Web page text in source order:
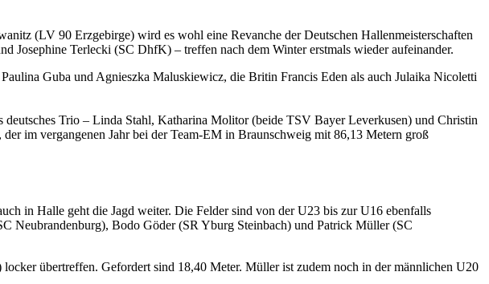
(LV 90 Erzgebirge) wird es wohl eine Revanche der Deutschen Hallenmeisterschaften
Terlecki (SC DhfK) – treffen nach dem Winter erstmals wieder aufeinander.
Guba und Agnieszka Maluskiewicz, die Britin Francis Eden als auch Julaika Nicoletti
Trio – Linda Stahl, Katharina Molitor (beide TSV Bayer Leverkusen) und Christin
im vergangenen Jahr bei der Team-EM in Braunschweig mit 86,13 Metern groß
in Halle geht die Jagd weiter. Die Felder sind von der U23 bis zur U16 ebenfalls
Neubrandenburg), Bodo Göder (SR Yburg Steinbach) und Patrick Müller (SC
übertreffen. Gefordert sind 18,40 Meter. Müller ist zudem noch in der männlichen U20